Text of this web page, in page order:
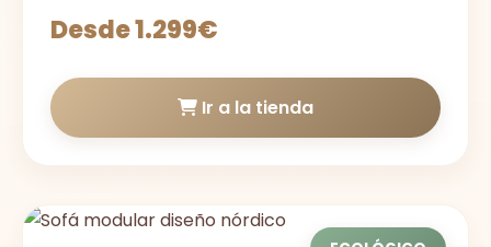
Desde 1.299€
Ir a la tienda